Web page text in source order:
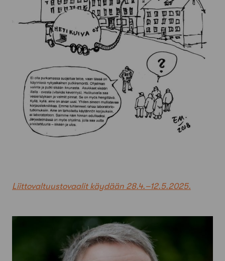
Liittovaltuustovaalit käydään 28.4.–12.5.2025.